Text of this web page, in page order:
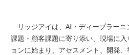
リッジアイは、AI・ディープラーニ
課題・顧客課題に寄り添い、現場に
ョンに始まり、アセスメント、開発